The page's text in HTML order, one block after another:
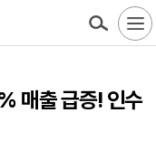
매출 급증! 인수